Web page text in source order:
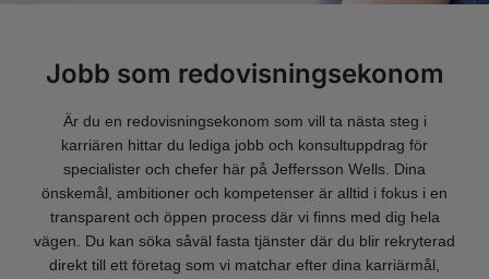
Jobb som redovisningsekonom
Är du en redovisningsekonom som vill ta nästa steg i
karriären hittar du lediga jobb och konsultuppdrag för
specialister och chefer här på Jeffersson Wells. Dina
önskemål, ambitioner och kompetenser är alltid i fokus i en
transparent och öppen process där vi finns med dig hela
vägen. Du kan söka såväl fasta tjänster där du blir rekryterad
direkt till ett företag som vi matchar efter dina karriärmål,